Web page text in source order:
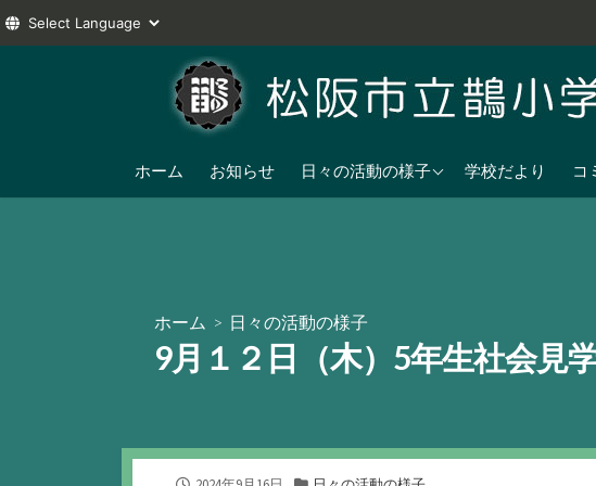
へ
ホーム お知らせ 日々の活動の様子
2025年度
学校だより コ
ホーム > 日々の活動の様子
9月１２日（木）5年生社会見
公
カ